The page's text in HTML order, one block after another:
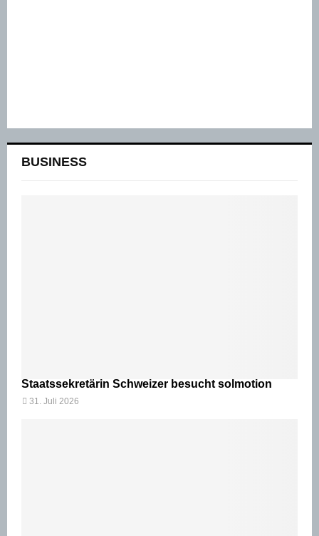
BUSINESS
Staatssekretärin Schweizer besucht solmotion
31. Juli 2026